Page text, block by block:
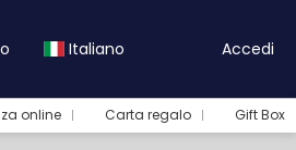
Italiano Accedi
online Carta regalo Gift Box